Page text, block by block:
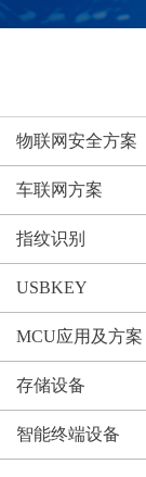
物联网安全方案
车联网方案
指纹识别
USBKEY
MCU应用及方案
存储设备
智能终端设备